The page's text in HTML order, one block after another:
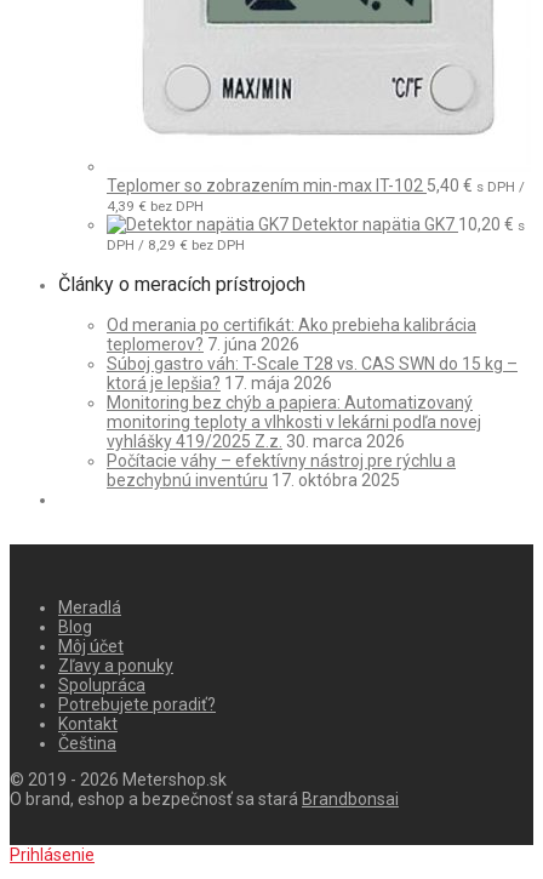
Teplomer so zobrazením min-max IT-102 5,40 € s DPH /
4,39 € bez DPH
Detektor napätia GK7 10,20 € s
DPH / 8,29 € bez DPH
Články o meracích prístrojoch
Od merania po certifikát: Ako prebieha kalibrácia
teplomerov? 7. júna 2026
Súboj gastro váh: T-Scale T28 vs. CAS SWN do 15 kg –
ktorá je lepšia? 17. mája 2026
Monitoring bez chýb a papiera: Automatizovaný
monitoring teploty a vlhkosti v lekárni podľa novej
vyhlášky 419/2025 Z.z. 30. marca 2026
Počítacie váhy – efektívny nástroj pre rýchlu a
bezchybnú inventúru 17. októbra 2025
Meradlá
Blog
Môj účet
Zľavy a ponuky
Spolupráca
Potrebujete poradiť?
Kontakt
Čeština
© 2019 - 2026 Metershop.sk
O brand, eshop a bezpečnosť sa stará Brandbonsai
Prihlásenie